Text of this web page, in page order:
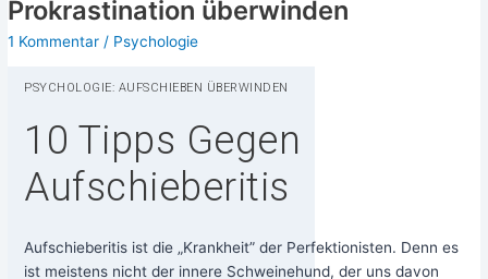
Prokrastination überwinden
1 Kommentar / Psychologie
PSY­CHO­LO­GIE: AUF­SCHIE­BEN ÜBERWINDEN
10 Tipps Gegen
Aufschieberitis
Auf­schie­be­ri­tis ist die „Krank­heit” der Per­fek­tio­nis­ten. Denn es
ist meis­tens nicht der inne­re Schwei­ne­hund, der uns davon